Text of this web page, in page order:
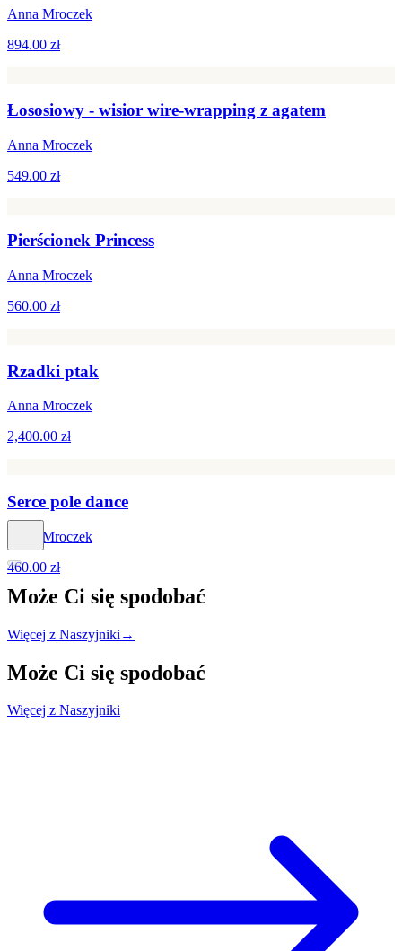
Anna Mroczek
894.00 zł
Łososiowy - wisior wire-wrapping z agatem
Anna Mroczek
549.00 zł
Pierścionek Princess
Anna Mroczek
560.00 zł
Rzadki ptak
Anna Mroczek
2,400.00 zł
Serce pole dance
Anna Mroczek
460.00 zł
Może Ci się spodobać
Więcej z Naszyjniki →
Może Ci się spodobać
Więcej z Naszyjniki